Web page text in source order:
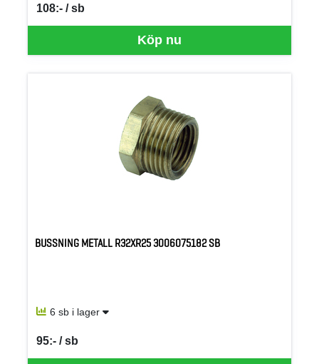
Köp nu
108:- / sb
SEK per SB
BUSSNING METALL R32XR25 3006075182 SB
6 sb i lager
95:- / sb
SEK per SB